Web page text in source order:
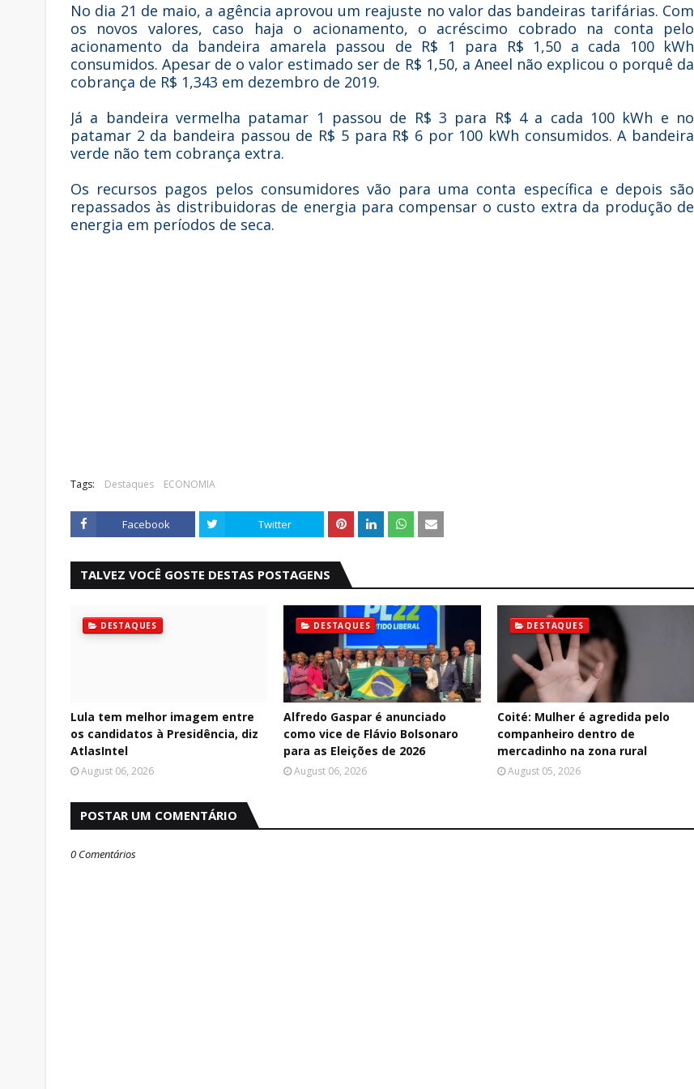
No dia 21 de maio, a agência aprovou um reajuste no valor das bandeiras tarifárias. Com
os novos valores, caso haja o acionamento, o acréscimo cobrado na conta pelo
acionamento da bandeira amarela passou de R$ 1 para R$ 1,50 a cada 100 kWh
consumidos. Apesar de o valor estimado ser de R$ 1,50, a Aneel não explicou o porquê da
cobrança de R$ 1,343 em dezembro de 2019.
Já a bandeira vermelha patamar 1 passou de R$ 3 para R$ 4 a cada 100 kWh e no
patamar 2 da bandeira passou de R$ 5 para R$ 6 por 100 kWh consumidos. A bandeira
verde não tem cobrança extra.
Os recursos pagos pelos consumidores vão para uma conta específica e depois são
repassados às distribuidoras de energia para compensar o custo extra da produção de
energia em períodos de seca.
Tags: Destaques ECONOMIA
Facebook Twitter
TALVEZ VOCÊ GOSTE DESTAS POSTAGENS
DESTAQUES
Lula tem melhor imagem entre
os candidatos à Presidência, diz
AtlasIntel
August 06, 2026
DESTAQUES
Alfredo Gaspar é anunciado
como vice de Flávio Bolsonaro
para as Eleições de 2026
August 06, 2026
DESTAQUES
Coité: Mulher é agredida pelo
companheiro dentro de
mercadinho na zona rural
August 05, 2026
POSTAR UM COMENTÁRIO
0 Comentários